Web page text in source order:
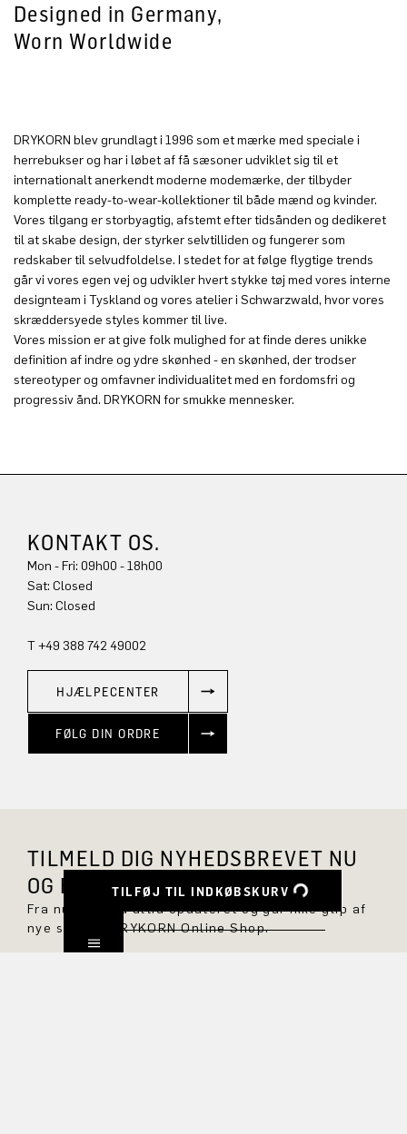
TILFØJ TIL INDKØBSKURV
Designed in Germany,
Worn Worldwide
DRYKORN blev grundlagt i 1996 som et mærke med speciale i
herrebukser og har i løbet af få sæsoner udviklet sig til et
internationalt anerkendt moderne modemærke, der tilbyder
komplette ready-to-wear-kollektioner til både mænd og kvinder.
Vores tilgang er storbyagtig, afstemt efter tidsånden og dedikeret
til at skabe design, der styrker selvtilliden og fungerer som
redskaber til selvudfoldelse. I stedet for at følge flygtige trends
går vi vores egen vej og udvikler hvert stykke tøj med vores interne
designteam i Tyskland og vores atelier i Schwarzwald, hvor vores
skræddersyede styles kommer til live.
Vores mission er at give folk mulighed for at finde deres unikke
definition af indre og ydre skønhed - en skønhed, der trodser
stereotyper og omfavner individualitet med en fordomsfri og
progressiv ånd. DRYKORN for smukke mennesker.
KONTAKT OS.
Mon - Fri: 09h00 - 18h00
Sun: Closed
T +49 388 742 49002
HJÆLPECENTER
FØLG DIN ORDRE
TILMELD DIG NYHEDSBREVET NU
OG FÅ 10 % RABAT.
Fra nu af er du altid opdateret og går ikke glip af
nye styles i DRYKORN Online Shop.